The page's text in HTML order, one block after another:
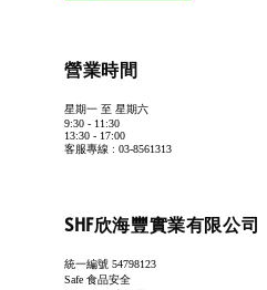
營業時間
星期一 至 星期六
9:30 - 11:30
13:30 - 17:00
客服專線 : 03-8561313
SHF欣海豐實業有限公司
統一編號 54798123
Safe 食品安全